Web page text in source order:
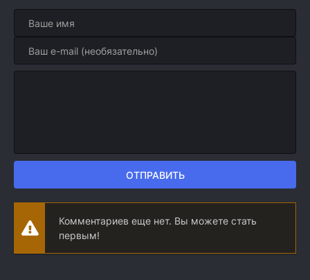
ОТПРАВИТЬ
Комментариев еще нет. Вы можете стать
первым!